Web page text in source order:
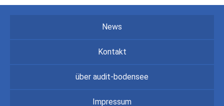
News
Kontakt
über audit-bodensee
Impressum